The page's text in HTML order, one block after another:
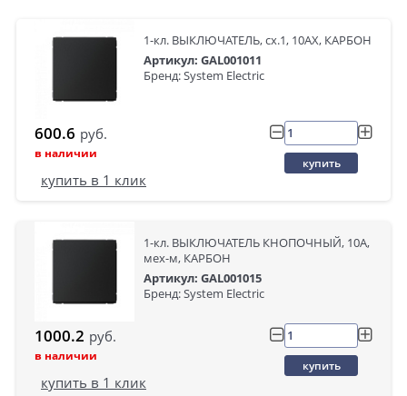
1-кл. ВЫКЛЮЧАТЕЛЬ, сх.1, 10АХ, КАРБОН
Артикул: GAL001011
Бренд: System Electric
600.6 руб.
в наличии
купить
купить в 1 клик
1-кл. ВЫКЛЮЧАТЕЛЬ КНОПОЧНЫЙ, 10А,
мех-м, КАРБОН
Артикул: GAL001015
Бренд: System Electric
1000.2 руб.
в наличии
купить
купить в 1 клик